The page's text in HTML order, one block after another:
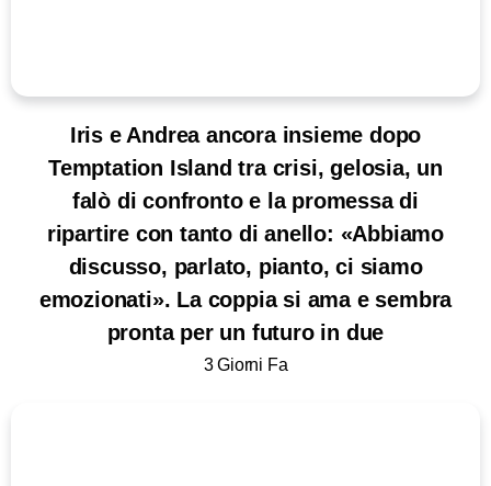
Iris e Andrea ancora insieme dopo
Temptation Island tra crisi, gelosia, un
falò di confronto e la promessa di
ripartire con tanto di anello: «Abbiamo
discusso, parlato, pianto, ci siamo
emozionati». La coppia si ama e sembra
pronta per un futuro in due
3 Giorni Fa